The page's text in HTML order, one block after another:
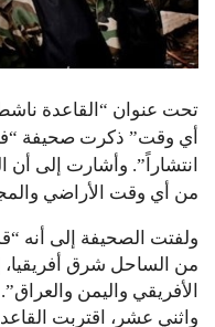
تحت عنوان “القاعدة
أي وقت” ذكرت صحيفة
انتشاراً”. وأشارت إلى أن
من أي وقت الأراضي
ولفتت الصحيفة إلى
من الساحل شرق أفريقيا،
الأفريقي واليمن
واثني عشر، اقتربت